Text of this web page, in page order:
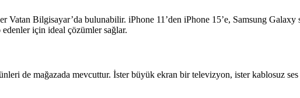
Vatan Bilgisayar’da bulunabilir. iPhone 11’den iPhone 15’e, Samsung
için ideal çözümler sağlar.
de mağazada mevcuttur. İster büyük ekran bir televizyon, ister kablosuz ses